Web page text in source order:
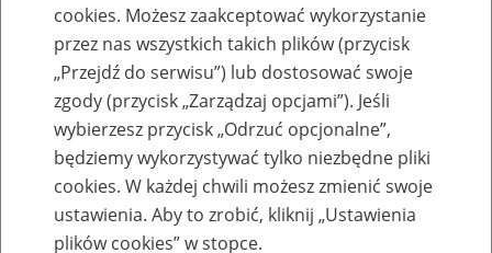
Komunikaty
cookies. Możesz zaakceptować wykorzystanie
przez nas wszystkich takich plików (przycisk
„Przejdź do serwisu”) lub dostosować swoje
zgody (przycisk „Zarządzaj opcjami”). Jeśli
wybierzesz przycisk „Odrzuć opcjonalne”,
będziemy wykorzystywać tylko niezbędne pliki
cookies. W każdej chwili możesz zmienić swoje
ustawienia. Aby to zrobić, kliknij „Ustawienia
plików cookies” w stopce.